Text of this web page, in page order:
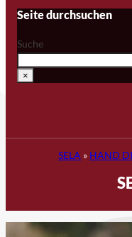
Seite durchsuchen
Suche
×
SELA » HAND